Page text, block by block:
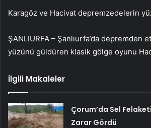
Karagöz ve Hacivat depremzedelerin
ŞANLIURFA – Şanlıurfa’da depremden
yüzünü güldüren klasik gölge oyunu
İlgili Makaleler
Çorum’da Sel
Zarar Gördü